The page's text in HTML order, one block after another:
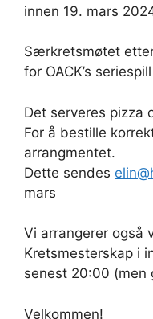
innen 19. mars
Særkretsmøtet
for OACK’s
Det serveres pizza
For å bestille
arrangmentet.
Dette sendes
mars
Vi arrangerer også
Kretsmesterskap i
senest 20:00 (men
Velkommen!